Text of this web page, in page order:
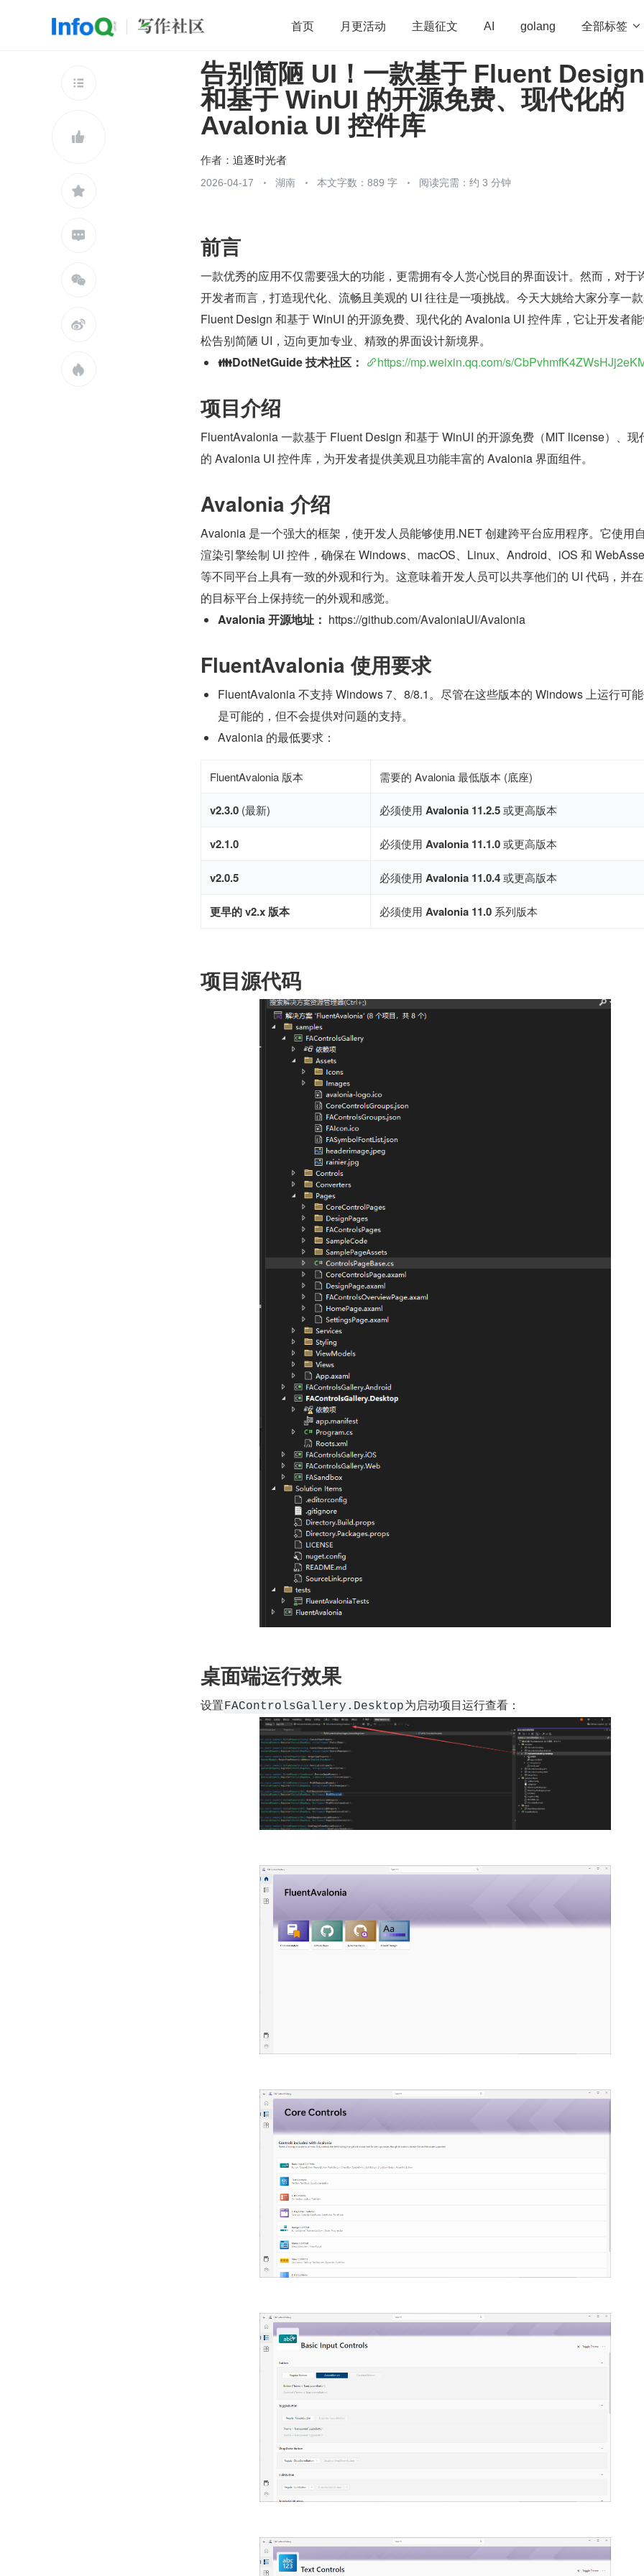
首页 月更活动 主题征文 AI golang 全部标签 
开源 架构 OpenHarmony 算法 学习方法 Web3.0 高
团队管理 程序员 运维 深度思考 低代码 redis
查看更多







告别简陋 UI！一款基于 Fluent Design
和基于 WinUI 的开源免费、现代化的
Avalonia UI 控件库
作者： 追逐时光者
2026-04-17 湖南 本文字数：889 字 阅读完需：约 3 分钟
前言
一款优秀的应用不仅需要强大的功能，更需拥有令人赏心悦目的界面设计。然而，对于
开发者而言，打造现代化、流畅且美观的 UI 往往是一项挑战。今天大姚给大家分享一
Fluent Design 和基于 WinUI 的开源免费、现代化的 Avalonia UI 控件库，它让开发者
松告别简陋 UI，迈向更加专业、精致的界面设计新境界。
👪DotNetGuide 技术社区：
https://mp.weixin.qq.com/s/
项目介绍
FluentAvalonia 一款基于 Fluent Design 和基于 WinUI 的开源免费（MIT license）、现
的 Avalonia UI 控件库，为开发者提供美观且功能丰富的 Avalonia 界面组件。
Avalonia 介绍
Avalonia 是一个强大的框架，使开发人员能够使用.NET 创建跨平台应用程序。它使用
渲染引擎绘制 UI 控件，确保在 Windows、macOS、Linux、Android、iOS 和
等不同平台上具有一致的外观和行为。这意味着开发人员可以共享他们的 UI 代码，并
的目标平台上保持统一的外观和感觉。
Avalonia 开源地址： https://github.com/AvaloniaUI/Avalonia
FluentAvalonia 使用要求
FluentAvalonia 不支持 Windows 7、8/8.1。尽管在这些版本的 Windows 上运行可
是可能的，但不会提供对问题的支持。
Avalonia 的最低要求：
FluentAvalonia 版本 需要的 Avalonia 最低版本 (底座)
v2.3.0 (最新) 必须使用 Avalonia 11.2.5或更高版本
v2.1.0 必须使用 Avalonia 11.1.0或更高版本
v2.0.5 必须使用 Avalonia 11.0.4或更高版本
更早的 v2.x 版本 必须使用 Avalonia 11.0 系列版本
项目源代码
桌面端运行效果
设置FAControlsGallery.Desktop为启动项目运行查看：